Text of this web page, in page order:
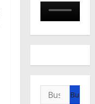
Buscar: